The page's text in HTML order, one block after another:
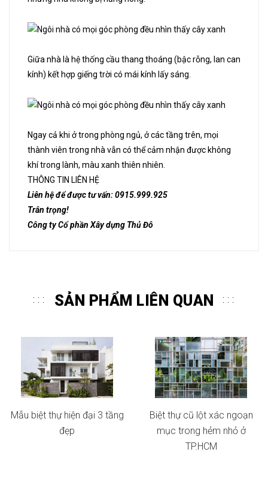
Giữa nhà là hệ thống cầu thang thoáng (bậc rỗng, lan can
kính) kết hợp giếng trời có mái kính lấy sáng.
Ngay cả khi ở trong phòng ngủ, ở các tầng trên, mọi
thành viên trong nhà vẫn có thể cảm nhận được không
khí trong lành, màu xanh thiên nhiên.
THÔNG TIN LIÊN HỆ
Liên hệ để được tư vấn: 0915.999.925
Trân trọng!
Công ty Cổ phần Xây dựng Thủ Đô
SẢN PHẨM LIÊN QUAN
Mẫu biệt thự hiện đại 3 tầng
đẹp
Biệt thự cũ lột xác ngoạn
mục trong hẻm nhỏ ở
TP.HCM